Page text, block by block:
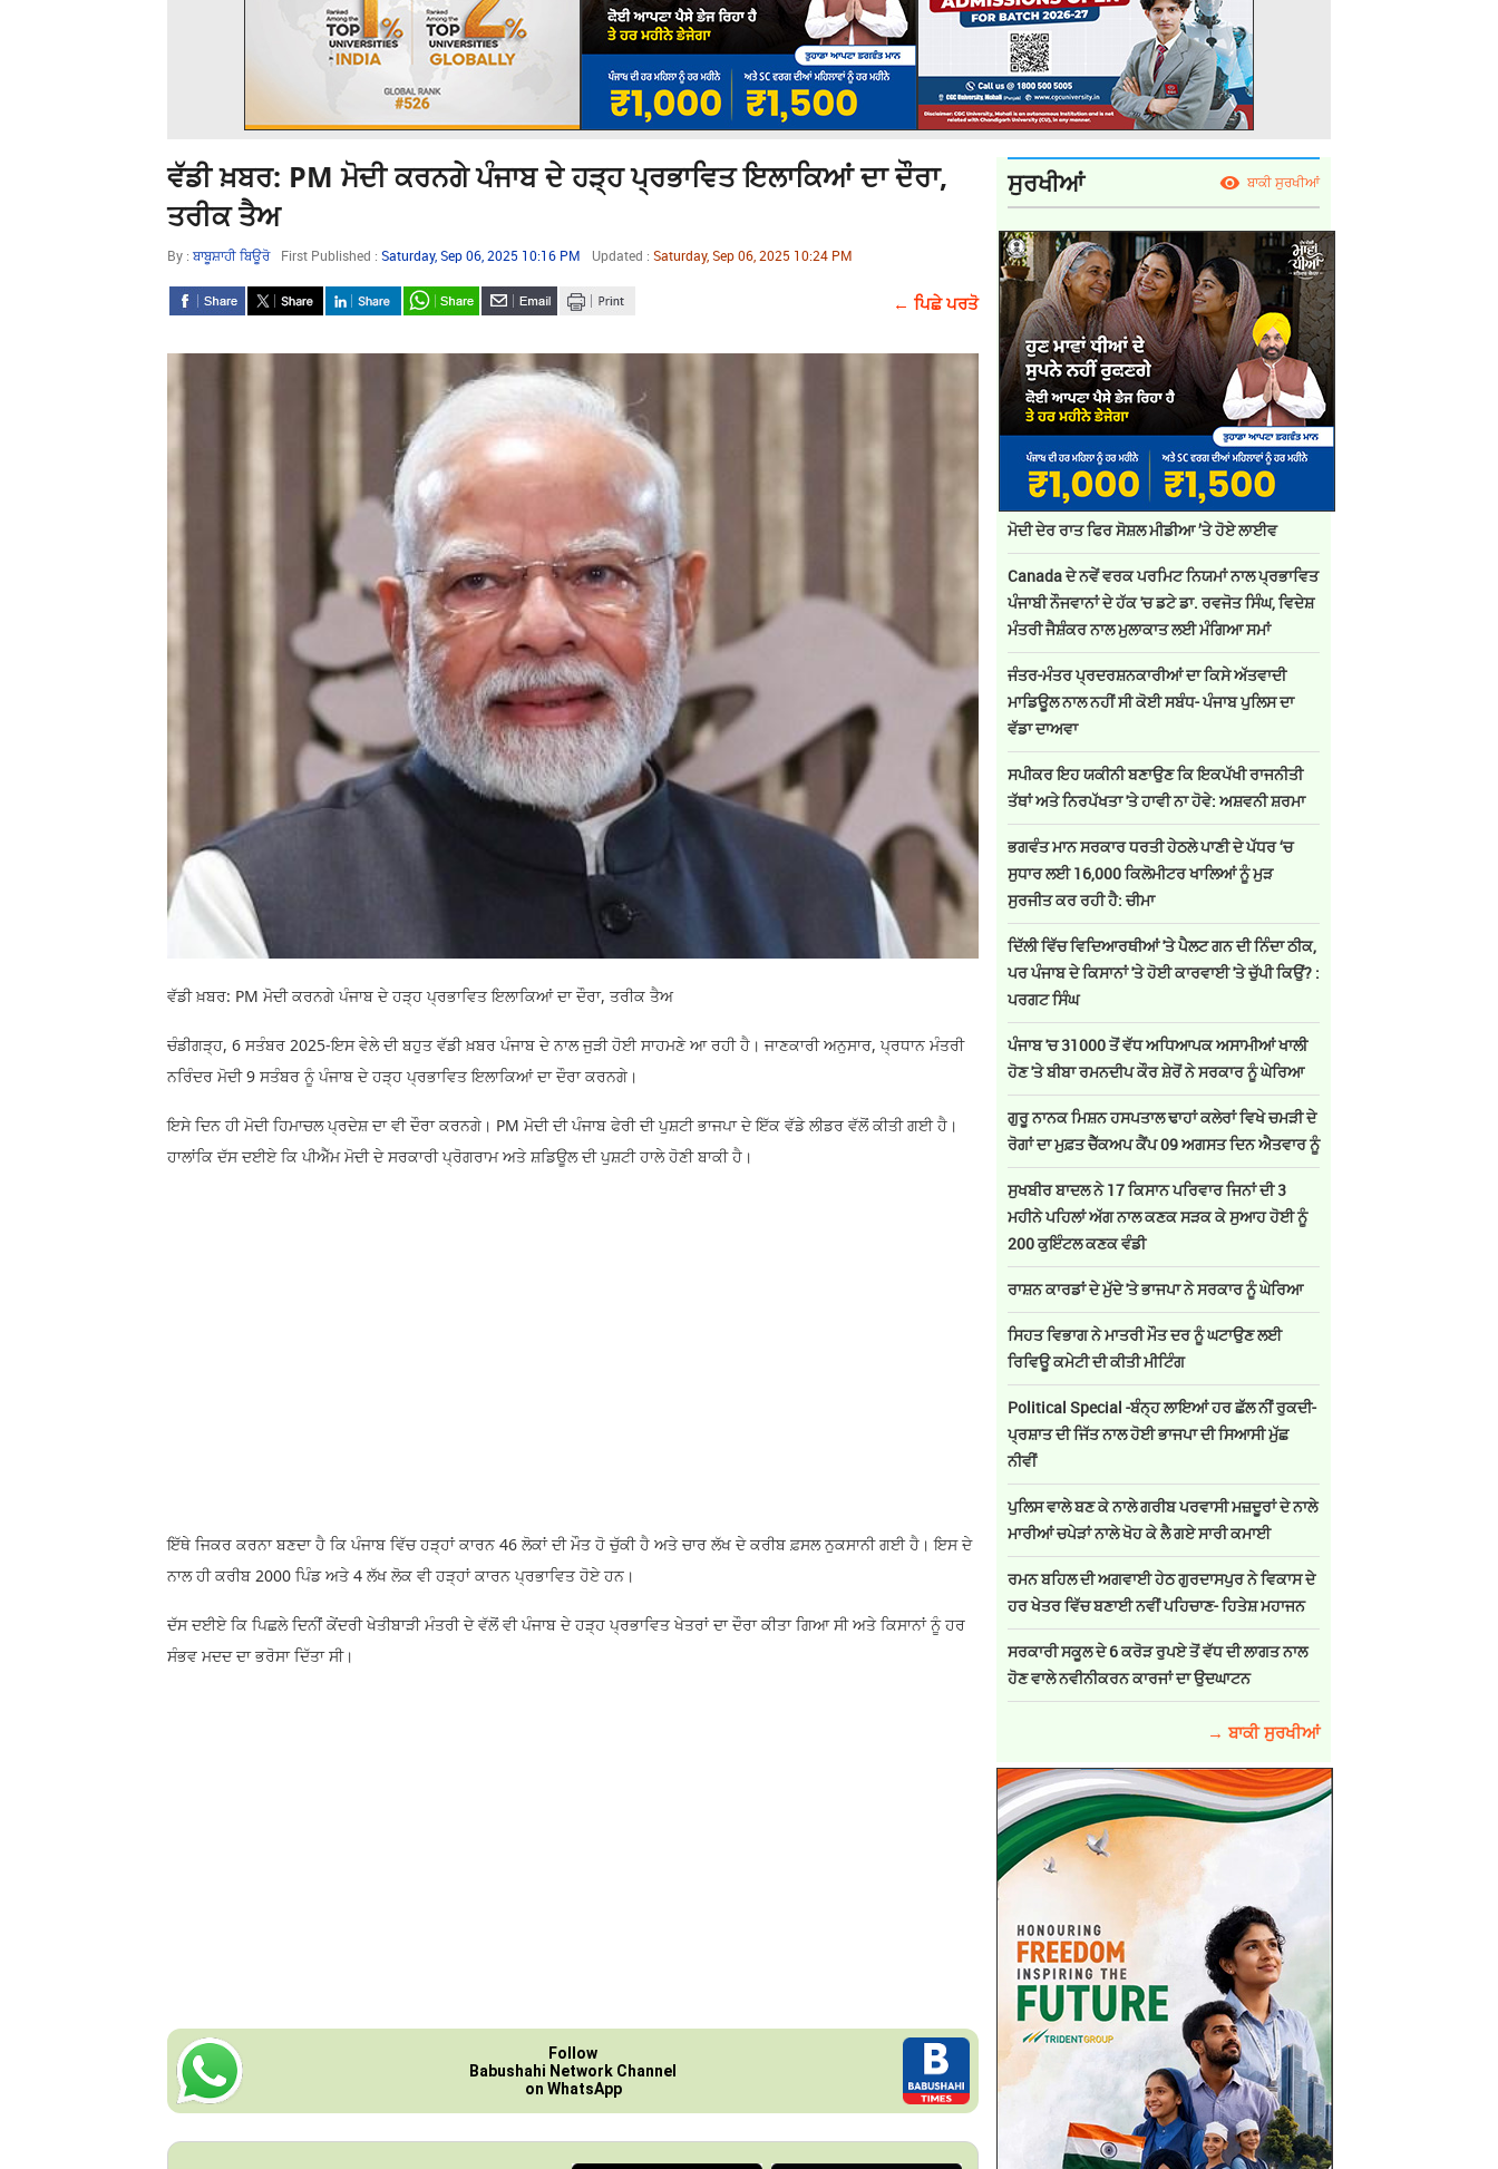
ਵੱਡੀ ਖ਼ਬਰ: PM ਮੋਦੀ ਕਰਨਗੇ ਪੰਜਾਬ ਦੇ ਹੜ੍ਹ ਪ੍ਰਭਾਵਿਤ ਇਲਾਕਿਆਂ ਦਾ ਦੌਰਾ,
ਤਰੀਕ ਤੈਅ
By : ਬਾਬੂਸ਼ਾਹੀ ਬਿਊਰੋ First Published : Saturday, Sep 06, 2025 10:16 PM Updated : Saturday, Sep 06, 2025 10:24 PM
← ਪਿਛੇ ਪਰਤੋ
ਵੱਡੀ ਖ਼ਬਰ: PM ਮੋਦੀ ਕਰਨਗੇ ਪੰਜਾਬ ਦੇ ਹੜ੍ਹ ਪ੍ਰਭਾਵਿਤ ਇਲਾਕਿਆਂ ਦਾ ਦੌਰਾ, ਤਰੀਕ ਤੈਅ
ਚੰਡੀਗੜ੍ਹ, 6 ਸਤੰਬਰ 2025-ਇਸ ਵੇਲੇ ਦੀ ਬਹੁਤ ਵੱਡੀ ਖ਼ਬਰ ਪੰਜਾਬ ਦੇ ਨਾਲ ਜੁੜੀ ਹੋਈ ਸਾਹਮਣੇ ਆ ਰਹੀ ਹੈ। ਜਾਣਕਾਰੀ ਅਨੁਸਾਰ, ਪ੍ਰਧਾਨ ਮੰਤਰੀ
ਨਰਿੰਦਰ ਮੋਦੀ 9 ਸਤੰਬਰ ਨੂੰ ਪੰਜਾਬ ਦੇ ਹੜ੍ਹ ਪ੍ਰਭਾਵਿਤ ਇਲਾਕਿਆਂ ਦਾ ਦੌਰਾ ਕਰਨਗੇ।
ਇਸੇ ਦਿਨ ਹੀ ਮੋਦੀ ਹਿਮਾਚਲ ਪ੍ਰਦੇਸ਼ ਦਾ ਵੀ ਦੌਰਾ ਕਰਨਗੇ। PM ਮੋਦੀ ਦੀ ਪੰਜਾਬ ਫੇਰੀ ਦੀ ਪੁਸ਼ਟੀ ਭਾਜਪਾ ਦੇ ਇੱਕ ਵੱਡੇ ਲੀਡਰ ਵੱਲੋਂ ਕੀਤੀ ਗਈ ਹੈ।
ਹਾਲਾਂਕਿ ਦੱਸ ਦਈਏ ਕਿ ਪੀਐੱਮ ਮੋਦੀ ਦੇ ਸਰਕਾਰੀ ਪ੍ਰੋਗਰਾਮ ਅਤੇ ਸ਼ਡਿਊਲ ਦੀ ਪੁਸ਼ਟੀ ਹਾਲੇ ਹੋਣੀ ਬਾਕੀ ਹੈ।
ਇੱਥੇ ਜਿਕਰ ਕਰਨਾ ਬਣਦਾ ਹੈ ਕਿ ਪੰਜਾਬ ਵਿੱਚ ਹੜ੍ਹਾਂ ਕਾਰਨ 46 ਲੋਕਾਂ ਦੀ ਮੌਤ ਹੋ ਚੁੱਕੀ ਹੈ ਅਤੇ ਚਾਰ ਲੱਖ ਦੇ ਕਰੀਬ ਫ਼ਸਲ ਨੁਕਸਾਨੀ ਗਈ ਹੈ। ਇਸ ਦੇ
ਨਾਲ ਹੀ ਕਰੀਬ 2000 ਪਿੰਡ ਅਤੇ 4 ਲੱਖ ਲੋਕ ਵੀ ਹੜ੍ਹਾਂ ਕਾਰਨ ਪ੍ਰਭਾਵਿਤ ਹੋਏ ਹਨ।
ਦੱਸ ਦਈਏ ਕਿ ਪਿਛਲੇ ਦਿਨੀਂ ਕੇਂਦਰੀ ਖੇਤੀਬਾੜੀ ਮੰਤਰੀ ਦੇ ਵੱਲੋਂ ਵੀ ਪੰਜਾਬ ਦੇ ਹੜ੍ਹ ਪ੍ਰਭਾਵਿਤ ਖੇਤਰਾਂ ਦਾ ਦੌਰਾ ਕੀਤਾ ਗਿਆ ਸੀ ਅਤੇ ਕਿਸਾਨਾਂ ਨੂੰ ਹਰ
ਸੰਭਵ ਮਦਦ ਦਾ ਭਰੋਸਾ ਦਿੱਤਾ ਸੀ।
Follow
Babushahi Network Channel
on WhatsApp
ਸੁਰਖੀਆਂ ਬਾਕੀ ਸੁਰਖੀਆਂ
ਮੋਦੀ ਦੇਰ ਰਾਤ ਫਿਰ ਸੋਸ਼ਲ ਮੀਡੀਆ ’ਤੇ ਹੋਏ ਲਾਈਵ
Canada ਦੇ ਨਵੇਂ ਵਰਕ ਪਰਮਿਟ ਨਿਯਮਾਂ ਨਾਲ ਪ੍ਰਭਾਵਿਤ
ਪੰਜਾਬੀ ਨੌਜਵਾਨਾਂ ਦੇ ਹੱਕ 'ਚ ਡਟੇ ਡਾ. ਰਵਜੋਤ ਸਿੰਘ, ਵਿਦੇਸ਼
ਮੰਤਰੀ ਜੈਸ਼ੰਕਰ ਨਾਲ ਮੁਲਾਕਾਤ ਲਈ ਮੰਗਿਆ ਸਮਾਂ
ਜੰਤਰ-ਮੰਤਰ ਪ੍ਰਦਰਸ਼ਨਕਾਰੀਆਂ ਦਾ ਕਿਸੇ ਅੱਤਵਾਦੀ
ਮਾਡਿਊਲ ਨਾਲ ਨਹੀਂ ਸੀ ਕੋਈ ਸਬੰਧ- ਪੰਜਾਬ ਪੁਲਿਸ ਦਾ
ਵੱਡਾ ਦਾਅਵਾ
ਸਪੀਕਰ ਇਹ ਯਕੀਨੀ ਬਣਾਉਣ ਕਿ ਇਕਪੱਖੀ ਰਾਜਨੀਤੀ
ਤੱਥਾਂ ਅਤੇ ਨਿਰਪੱਖਤਾ 'ਤੇ ਹਾਵੀ ਨਾ ਹੋਵੇ: ਅਸ਼ਵਨੀ ਸ਼ਰਮਾ
ਭਗਵੰਤ ਮਾਨ ਸਰਕਾਰ ਧਰਤੀ ਹੇਠਲੇ ਪਾਣੀ ਦੇ ਪੱਧਰ ‘ਚ
ਸੁਧਾਰ ਲਈ 16,000 ਕਿਲੋਮੀਟਰ ਖਾਲਿਆਂ ਨੂੰ ਮੁੜ
ਸੁਰਜੀਤ ਕਰ ਰਹੀ ਹੈ: ਚੀਮਾ
ਦਿੱਲੀ ਵਿੱਚ ਵਿਦਿਆਰਥੀਆਂ 'ਤੇ ਪੈਲਟ ਗਨ ਦੀ ਨਿੰਦਾ ਠੀਕ,
ਪਰ ਪੰਜਾਬ ਦੇ ਕਿਸਾਨਾਂ 'ਤੇ ਹੋਈ ਕਾਰਵਾਈ 'ਤੇ ਚੁੱਪੀ ਕਿਉਂ? :
ਪਰਗਟ ਸਿੰਘ
ਪੰਜਾਬ 'ਚ 31000 ਤੋਂ ਵੱਧ ਅਧਿਆਪਕ ਅਸਾਮੀਆਂ ਖਾਲੀ
ਹੋਣ 'ਤੇ ਬੀਬਾ ਰਮਨਦੀਪ ਕੌਰ ਸ਼ੇਰੋਂ ਨੇ ਸਰਕਾਰ ਨੂੰ ਘੇਰਿਆ
ਗੁਰੂ ਨਾਨਕ ਮਿਸ਼ਨ ਹਸਪਤਾਲ ਢਾਹਾਂ ਕਲੇਰਾਂ ਵਿਖੇ ਚਮੜੀ ਦੇ
ਰੋਗਾਂ ਦਾ ਮੁਫ਼ਤ ਚੈੱਕਅਪ ਕੈਂਪ 09 ਅਗਸਤ ਦਿਨ ਐਤਵਾਰ ਨੂੰ
ਸੁਖਬੀਰ ਬਾਦਲ ਨੇ 17 ਕਿਸਾਨ ਪਰਿਵਾਰ ਜਿਨਾਂ ਦੀ 3
ਮਹੀਨੇ ਪਹਿਲਾਂ ਅੱਗ ਨਾਲ ਕਣਕ ਸੜਕ ਕੇ ਸੁਆਹ ਹੋਈ ਨੂੰ
200 ਕੁਇੰਟਲ ਕਣਕ ਵੰਡੀ
ਰਾਸ਼ਨ ਕਾਰਡਾਂ ਦੇ ਮੁੱਦੇ 'ਤੇ ਭਾਜਪਾ ਨੇ ਸਰਕਾਰ ਨੂੰ ਘੇਰਿਆ
ਸਿਹਤ ਵਿਭਾਗ ਨੇ ਮਾਤਰੀ ਮੌਤ ਦਰ ਨੂੰ ਘਟਾਉਣ ਲਈ
ਰਿਵਿਊ ਕਮੇਟੀ ਦੀ ਕੀਤੀ ਮੀਟਿੰਗ
Political Special -ਬੰਨ੍ਹ ਲਾਇਆਂ ਹਰ ਛੱਲ ਨੀਂ ਰੁਕਦੀ-
ਪ੍ਰਸ਼ਾਤ ਦੀ ਜਿੱਤ ਨਾਲ ਹੋਈ ਭਾਜਪਾ ਦੀ ਸਿਆਸੀ ਮੁੱਛ
ਨੀਵੀਂ
ਪੁਲਿਸ ਵਾਲੇ ਬਣ ਕੇ ਨਾਲੇ ਗਰੀਬ ਪਰਵਾਸੀ ਮਜ਼ਦੂਰਾਂ ਦੇ ਨਾਲੇ
ਮਾਰੀਆਂ ਚਪੇੜਾਂ ਨਾਲੇ ਖੋਹ ਕੇ ਲੈ ਗਏ ਸਾਰੀ ਕਮਾਈ
ਰਮਨ ਬਹਿਲ ਦੀ ਅਗਵਾਈ ਹੇਠ ਗੁਰਦਾਸਪੁਰ ਨੇ ਵਿਕਾਸ ਦੇ
ਹਰ ਖੇਤਰ ਵਿੱਚ ਬਣਾਈ ਨਵੀਂ ਪਹਿਚਾਣ- ਹਿਤੇਸ਼ ਮਹਾਜਨ
ਸਰਕਾਰੀ ਸਕੂਲ ਦੇ 6 ਕਰੋੜ ਰੁਪਏ ਤੋਂ ਵੱਧ ਦੀ ਲਾਗਤ ਨਾਲ
ਹੋਣ ਵਾਲੇ ਨਵੀਨੀਕਰਨ ਕਾਰਜਾਂ ਦਾ ਉਦਘਾਟਨ
→ ਬਾਕੀ ਸੁਰਖੀਆਂ